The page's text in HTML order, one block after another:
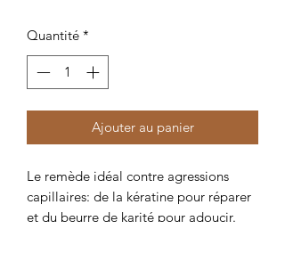
Quantité *
Ajouter au panier
Le remède idéal contre agressions
capillaires: de la kératine pour réparer
et du beurre de karité pour adoucir.